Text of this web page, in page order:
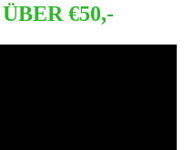
€50,-